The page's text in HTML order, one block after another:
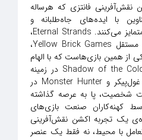
نقش‌آفرینی فانتزی که هرساله
با ایده‌های جاه‌طلبانه و
رویکردهای نوآورانه، خود را متمایز می‌کنند. Eternal Strands،
جدیدترین ساخته‌ی استودیو مستقل Yellow Brick Games،
از همین بازی‌هاست که با الهام
از شاهکارهایی چون Shadow of the Colossus در زمینه
نبردهای عظیم با موجودات غول‌پیکر و Monster Hunter در
شخصیت، پا به عرصه گذاشته
کهنه‌کاران صنعت بازی‌های
یک تجربه اکشن نقش‌آفرینی
با محیط، نه فقط یک عنصر